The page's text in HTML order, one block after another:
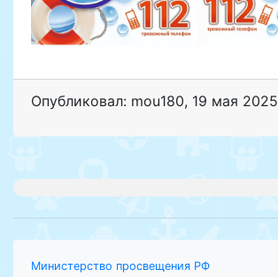
Опубликовал: mou180, 19 мая 2025
Министерство просвещения РФ